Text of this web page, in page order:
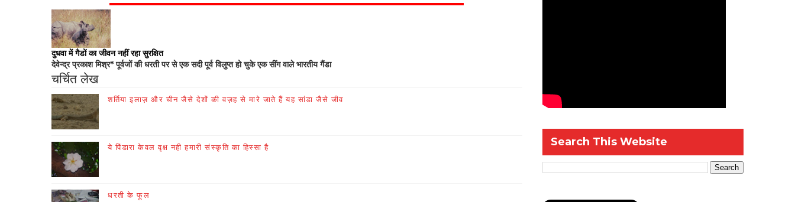
दुधवा में गैडों का जीवन नहीं रहा सुरक्षित
देवेन्द्र प्रकाश मिश्र* पूर्वजों की धरती पर से एक सदी पूर्व विलुप्त हो चुके एक सींग वाले भारतीय गैंडा
चर्चित लेख
शर्तिया इलाज़ और चीन जैसे देशों की वज़ह से मारे जाते हैं यह सांडा जैसे जीव
ये पिंडारा केवल वृक्ष नही हमारी संस्कृति का हिस्सा है
धरती के फूल
Search This Website